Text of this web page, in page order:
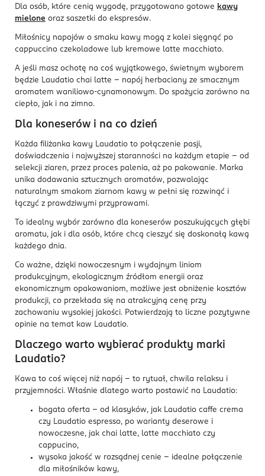
Dla osób, które cenią wygodę, przygotowano gotowe kawy
mielone oraz saszetki do ekspresów.
Miłośnicy napojów o smaku kawy mogą z kolei sięgnąć po
cappuccino czekoladowe lub kremowe latte macchiato.
A jeśli masz ochotę na coś wyjątkowego, świetnym wyborem
będzie Laudatio chai latte – napój herbaciany ze smacznym
aromatem waniliowo-cynamonowym. Do spożycia zarówno na
ciepło, jak i na zimno.
Dla koneserów i na co dzień
Każda filiżanka kawy Laudatio to połączenie pasji,
doświadczenia i najwyższej staranności na każdym etapie – od
selekcji ziaren, przez proces palenia, aż po pakowanie. Marka
unika dodawania sztucznych aromatów, pozwalając
naturalnym smakom ziarnom kawy w pełni się rozwinąć i
łączyć z prawdziwymi przyprawami.
To idealny wybór zarówno dla koneserów poszukujących głębi
aromatu, jak i dla osób, które chcą cieszyć się doskonałą kawą
każdego dnia.
Co ważne, dzięki nowoczesnym i wydajnym liniom
produkcyjnym, ekologicznym źródłom energii oraz
ekonomicznym opakowaniom, możliwe jest obniżenie kosztów
produkcji, co przekłada się na atrakcyjną cenę przy
zachowaniu wysokiej jakości. Potwierdzają to liczne pozytywne
opinie na temat kaw Laudatio.
Dlaczego warto wybierać produkty marki
Laudatio?
Kawa to coś więcej niż napój – to rytuał, chwila relaksu i
przyjemności. Właśnie dlatego warto postawić na Laudatio:
bogata oferta – od klasyków, jak Laudatio caffe crema
czy Laudatio espresso, po warianty deserowe i
nowoczesne, jak chai latte, latte macchiato czy
cappucino,
wysoka jakość w rozsądnej cenie – idealne połączenie
dla miłośników kawy,